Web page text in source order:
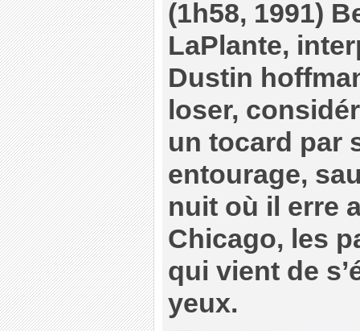
(1h58, 1991)
LaPlante,
Dustin
loser,
un tocard par
entourage,
nuit où il erre
Chicago, les
qui vient de
yeux.